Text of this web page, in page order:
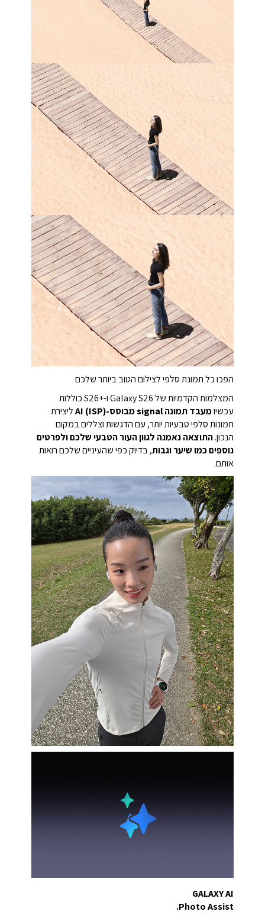
הפכו כל תמונת סלפי לצילום הטוב ביותר שלכם
המצלמות הקדמיות של Galaxy S26 ו-S26+‎ כוללות
עכשיומעבד תמונה signal מבוסס-AI (ISP)
ליצירת
תמונות סלפי טבעיות יותר, עם הדגשות וצללים במקום
הנכון.התוצאה נאמנה לגוון העור הטבעי שלכם ולפרטים
נוספים כמו שיער וגבות, בדיוק כפי שהעיניים שלכם רואות
אותם.
GALAXY AI
Photo Assist.